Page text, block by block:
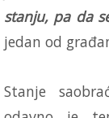
stanju, pa da
jedan od
Stanje